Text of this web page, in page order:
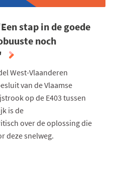
stap in de goede
noch
West-Vlaanderen
van de Vlaamse
op de E403 tussen
is de
over de oplossing die
deze snelweg.